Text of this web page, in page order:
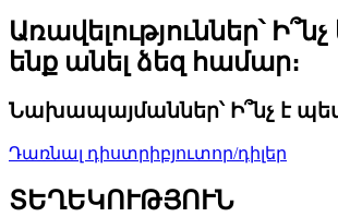
Առավելություններ՝
ենք անել ձեզ համար։
Նախապայմաններ՝ Ի՞նչ է
Դառնալ դիստրիբյուտոր/դիլեր
ՏԵՂԵԿՈՒԹՅՈՒՆ